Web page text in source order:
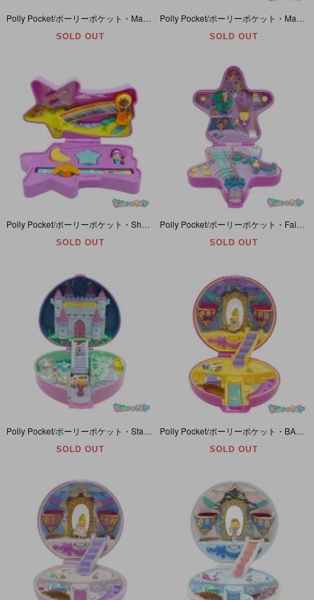
SOLD OUT SOLD OUT
SOLD OUT SOLD OUT
SOLD OUT SOLD OUT